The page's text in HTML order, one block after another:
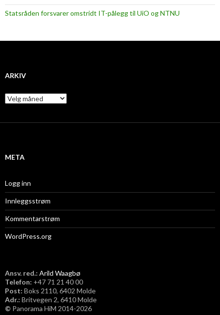
Statsråden forsvarer omstridt IT-pålegg til UiO og NTNU
ARKIV
A
r
i
META
Logg inn
Innleggsstrøm
Kommentarstrøm
WordPress.org
Ansv. red.: Arild Waagbø
Telefon: ​+47 71 21 40 00
Post: Boks 2110, 6402 Molde
Adr.: Britvegen 2, 6410 Molde
© Panorama HiM 2014-2026